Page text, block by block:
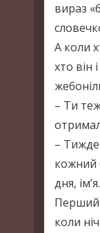
вираз
А коли
хто він
– Ти
–
кожний
дня, ім’я.
Перший
коли